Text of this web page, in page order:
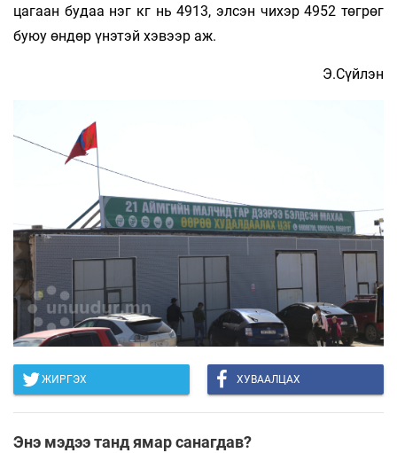
цагаан будаа нэг кг нь 4913, элсэн чихэр 4952 төгрөг
буюу өндөр үнэтэй хэвээр аж.
Э.Сүйлэн
ЖИРГЭХ ХУВААЛЦАХ
Энэ мэдээ танд ямар санагдав?